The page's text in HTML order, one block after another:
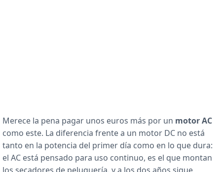
Merece la pena pagar unos euros más por un motor AC
como este. La diferencia frente a un motor DC no está
tanto en la potencia del primer día como en lo que dura:
el AC está pensado para uso continuo, es el que montan